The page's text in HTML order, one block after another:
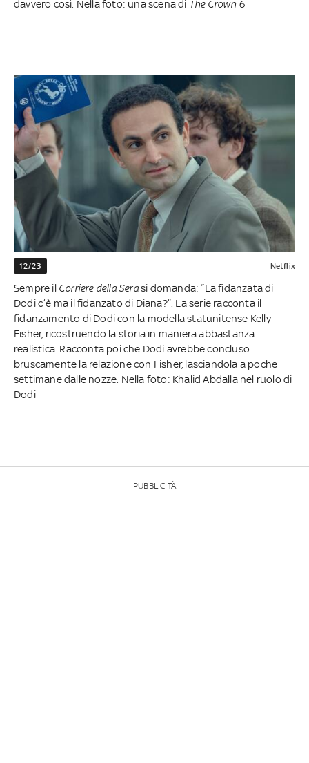
davvero così. Nella foto: una scena di The Crown 6
12/23 Netflix
Sempre il Corriere della Serasi domanda: “La fidanzata di
Dodi c’è ma il fidanzato di Diana?”. La serie racconta il
fidanzamento di Dodi con la modella statunitense Kelly
Fisher, ricostruendo la storia in maniera abbastanza
realistica. Racconta poi che Dodi avrebbe concluso
bruscamente la relazione con Fisher, lasciandola a poche
settimane dalle nozze. Nella foto: Khalid Abdalla nel ruolo di
Dodi
PUBBLICITÀ